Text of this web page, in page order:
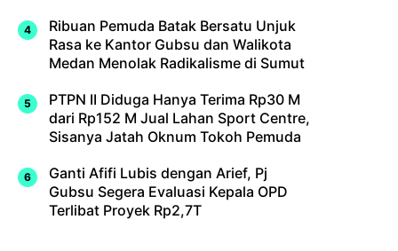
Ribuan Pemuda Batak Bersatu Unjuk
Rasa ke Kantor Gubsu dan Walikota
Medan Menolak Radikalisme di Sumut
PTPN II Diduga Hanya Terima Rp30 M
dari Rp152 M Jual Lahan Sport Centre,
Sisanya Jatah Oknum Tokoh Pemuda
Ganti Afifi Lubis dengan Arief, Pj
Gubsu Segera Evaluasi Kepala OPD
Terlibat Proyek Rp2,7T